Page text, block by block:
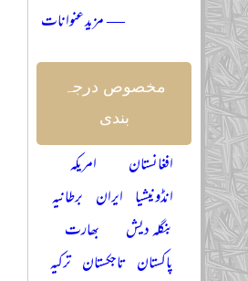
— مزید عنوانات
مخصوص درجہ
بندی
افغانستان
امریکہ
انڈونیشیا ایران برطانیہ
بنگلہ دیش
بھارت
پاکستان تاجکستان ترکیہ